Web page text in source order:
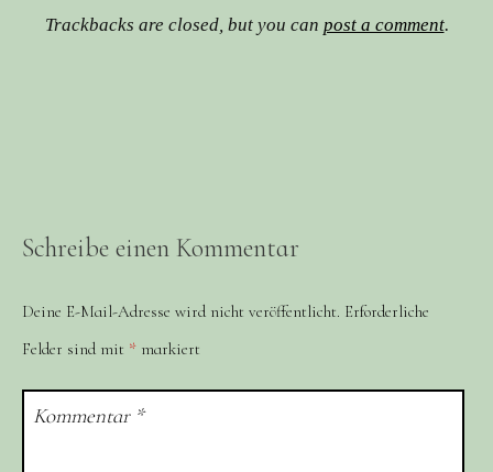
Trackbacks are closed, but you can post a comment.
Schreibe einen Kommentar
Deine E-Mail-Adresse wird nicht veröffentlicht. Erforderliche
Felder sind mit * markiert
Kommentar *